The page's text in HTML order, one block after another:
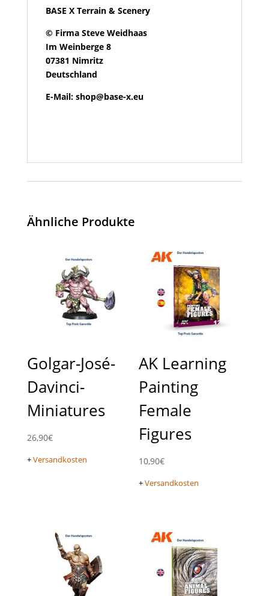
BASE X Terrain & Scenery
© Firma Steve Weidhaas
Im Weinberge 8
07381 Nimritz
Deutschland
E-Mail: shop@base-x.eu
Ähnliche Produkte
Golgar-José-
Davinci-
Miniatures
26,90€
+Versandkosten
AK Learning
Painting
Female
Figures
10,90€
+Versandkosten